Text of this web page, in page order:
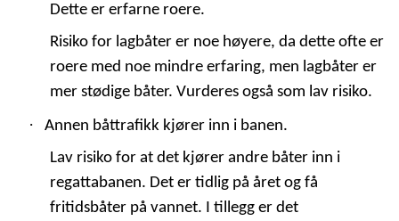
Dette er erfarne roere.
Risiko for lagbåter er noe høyere, da dette ofte er
roere med noe mindre erfaring, men lagbåter er
mer stødige båter. Vurderes også som lav risiko.
·
Annen båttrafikk kjører inn i banen.
Lav risiko for at det kjører andre båter inn i
regattabanen. Det er tidlig på året og få
fritidsbåter på vannet. I tillegg er det